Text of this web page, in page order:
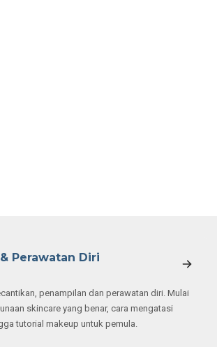
Perawatan Diri
penampilan dan perawatan diri. Mulai
skincare yang benar, cara mengatasi
tutorial makeup untuk pemula.